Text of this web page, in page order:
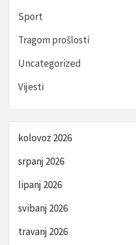
Sport
Tragom prošlosti
Uncategorized
Vijesti
kolovoz 2026
srpanj 2026
lipanj 2026
svibanj 2026
travanj 2026